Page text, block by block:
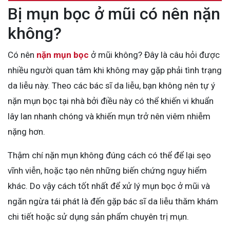
Bị mụn bọc ở mũi có nên nặn
không?
Có nên nặn mụn bọc ở mũi không? Đây là câu hỏi được
nhiều người quan tâm khi không may gặp phải tình trạng
da liễu này. Theo các bác sĩ da liễu, bạn không nên tự ý
nặn mụn bọc tại nhà bởi điều này có thể khiến vi khuẩn
lây lan nhanh chóng và khiến mụn trở nên viêm nhiễm
nặng hơn.
Thậm chí nặn mụn không đúng cách có thể để lại sẹo
vĩnh viễn, hoặc tạo nên những biến chứng nguy hiểm
khác. Do vậy cách tốt nhất để xử lý mụn bọc ở mũi và
ngăn ngừa tái phát là đến gặp bác sĩ da liễu thăm khám
chi tiết hoặc sử dụng sản phẩm chuyên trị mụn.